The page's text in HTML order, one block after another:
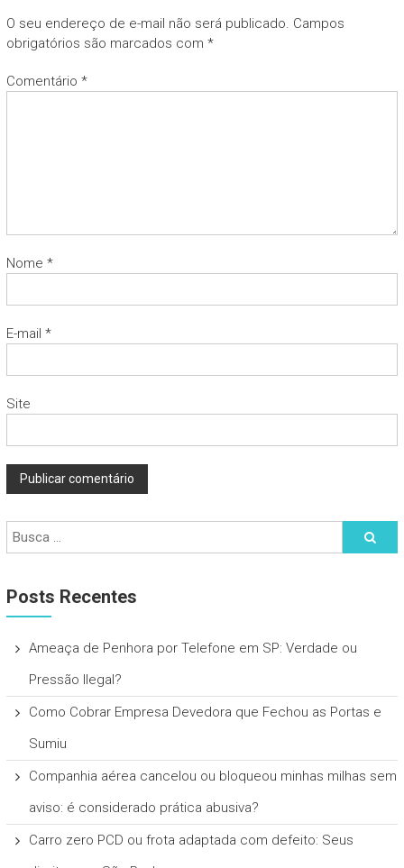
O seu endereço de e-mail não será publicado. Campos
obrigatórios são marcados com *
Comentário *
Nome *
E-mail *
Site
Posts Recentes
Ameaça de Penhora por Telefone em SP: Verdade ou
Pressão Ilegal?
Como Cobrar Empresa Devedora que Fechou as Portas e
Sumiu
Companhia aérea cancelou ou bloqueou minhas milhas sem
aviso: é considerado prática abusiva?
Carro zero PCD ou frota adaptada com defeito: Seus